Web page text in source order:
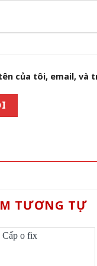
của tôi, email, và
TƯƠNG TỰ